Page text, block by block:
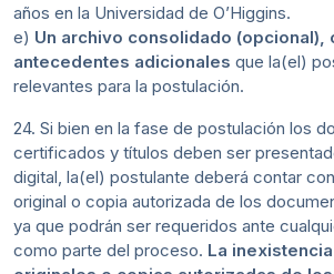
años en la Universidad de O’Higgins.
e) Un archivo consolidado (opcional),
antecedentes adicionales que la(el)
relevantes para la postulación.
24. Si bien en la fase de postulación los
certificados y títulos deben ser
digital, la(el) postulante deberá contar
original o copia autorizada de los
ya que podrán ser requeridos ante
como parte del proceso. La